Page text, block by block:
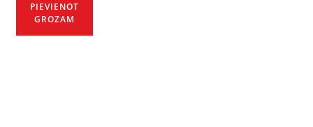
PIEVIENOT
GROZAM